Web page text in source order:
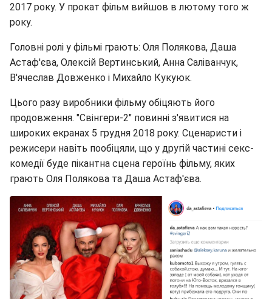
2017 року. У прокат фільм вийшов в лютому того ж
року.
Головні ролі у фільмі грають: Оля Полякова, Даша
Астаф'єва, Олексій Вертинський, Анна Саліванчук,
В'ячеслав Довженко і Михайло Кукуюк.
Цього разу виробники фільму обіцяють його
продовження. "Свінгери-2" повинні з'явитися на
широких екранах 5 грудня 2018 року. Сценаристи і
режисери навіть пообіцяли, що у другій частині секс-
комедії буде пікантна сцена героїнь фільму, яких
грають Оля Полякова та Даша Астаф'єва.